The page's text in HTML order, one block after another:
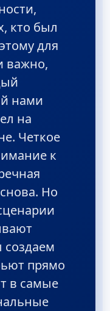
кто был
для
важно,
нами
на
Четкое
к
Но
прямо
в самые